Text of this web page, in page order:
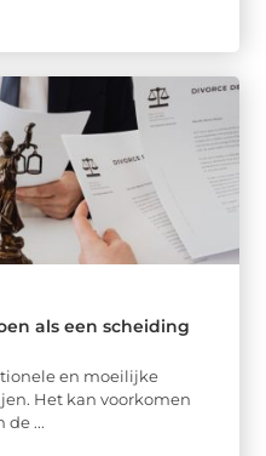
als een scheiding
en moeilijke
Het kan voorkomen
de ...